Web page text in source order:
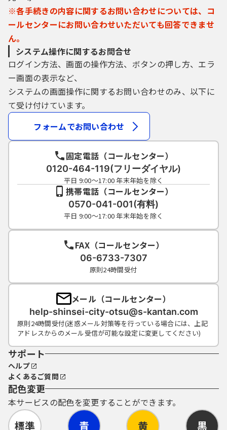
※各手続きの内容に関するお問い合わせについては、コ
ールセンターにお問い合わせいただいても回答できませ
ん。
システム操作に関するお問合せ
ログイン方法、画面の操作方法、ボタンの押し方、エラ
ー画面の表示など、
システムの画面操作に関するお問い合わせのみ、以下に
て受け付けています。
フォームでお問い合わせ
固定電話（コールセンター）
0120-464-119(フリーダイヤル)
平日 9:00～17:00 年末年始を除く
携帯電話（コールセンター）
0570-041-001(有料)
平日 9:00～17:00 年末年始を除く
FAX（コールセンター）
06-6733-7307
原則24時間受付
メール（コールセンター）
help-shinsei-city-otsu@s-kantan.com
原則24時間受付(迷惑メール対策等を行っている場合には、上記
アドレスからのメール受信が可能な設定に変更してください)
サポート
ヘルプ
よくあるご質問
配色変更
本サービスの配色を変更することができます。
標準 青 黄 黒